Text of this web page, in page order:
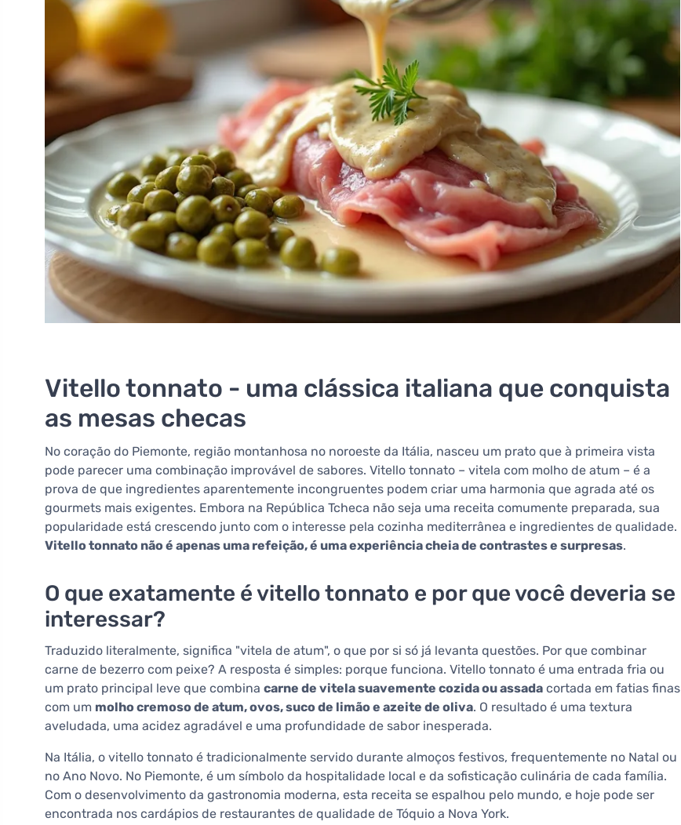
Vitello tonnato - uma clássica italiana que conquista
as mesas checas
No coração do Piemonte, região montanhosa no noroeste da Itália, nasceu um prato que à primeira vista
pode parecer uma combinação improvável de sabores. Vitello tonnato – vitela com molho de atum – é a
prova de que ingredientes aparentemente incongruentes podem criar uma harmonia que agrada até os
gourmets mais exigentes. Embora na República Tcheca não seja uma receita comumente preparada, sua
popularidade está crescendo junto com o interesse pela cozinha mediterrânea e ingredientes de qualidade.
Vitello tonnato não é apenas uma refeição, é uma experiência cheia de contrastes e surpresas.
O que exatamente é vitello tonnato e por que você deveria se
interessar?
Traduzido literalmente, significa "vitela de atum", o que por si só já levanta questões. Por que combinar
carne de bezerro com peixe? A resposta é simples: porque funciona. Vitello tonnato é uma entrada fria ou
um prato principal leve que combina carne de vitela suavemente cozida ou assada cortada em fatias finas
com um molho cremoso de atum, ovos, suco de limão e azeite de oliva. O resultado é uma textura
aveludada, uma acidez agradável e uma profundidade de sabor inesperada.
Na Itália, o vitello tonnato é tradicionalmente servido durante almoços festivos, frequentemente no Natal ou
no Ano Novo. No Piemonte, é um símbolo da hospitalidade local e da sofisticação culinária de cada família.
Com o desenvolvimento da gastronomia moderna, esta receita se espalhou pelo mundo, e hoje pode ser
encontrada nos cardápios de restaurantes de qualidade de Tóquio a Nova York.